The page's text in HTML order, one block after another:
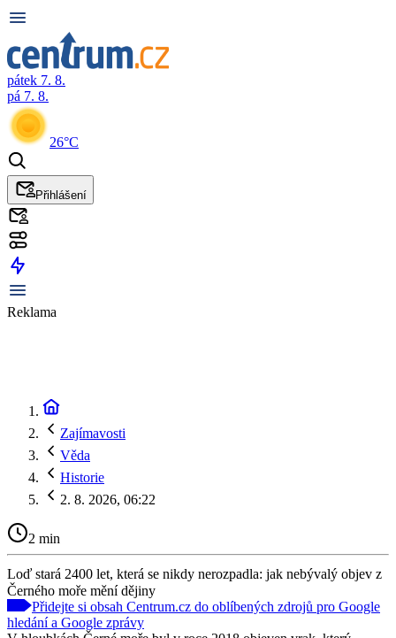
pátek 7. 8.
pá 7. 8.
26°C
Přihlášení
Reklama
Zajímavosti
Věda
Historie
2. 8. 2026, 06:22
2 min
Loď stará 2400 let, která se nikdy nerozpadla: jak nebývalý objev z
Černého moře mění dějiny
Přidejte si obsah Centrum.cz do oblíbených zdrojů pro Google
hledání a Google zprávy